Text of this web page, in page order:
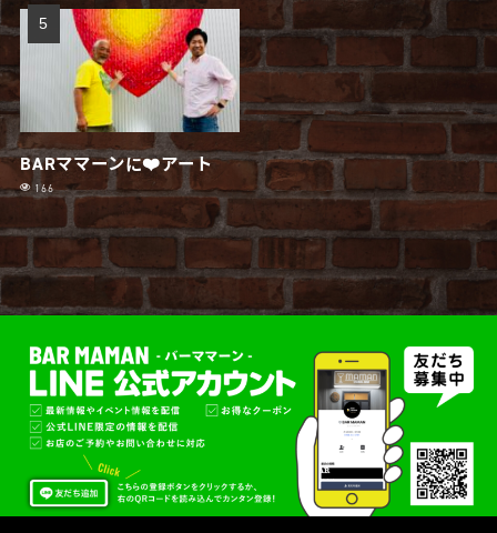
BARママーンに❤️アート
166